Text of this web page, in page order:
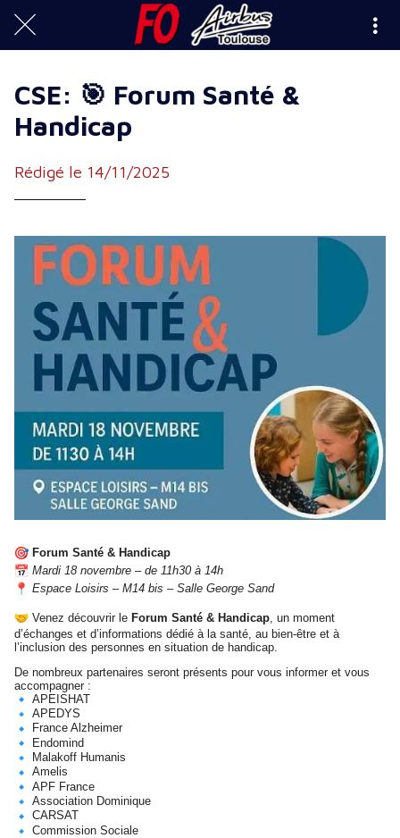
CSE: 🎯 Forum Santé &
Handicap
Rédigé le 14/11/2025
Forum Santé & Handicap
Mardi 18 novembre – de 11h30 à 14h
Espace Loisirs – M14 bis – Salle George Sand
Venez découvrir le Forum Santé & Handicap, un moment
d’échanges et d’informations dédié à la santé, au bien-être et à
l’inclusion des personnes en situation de handicap.
De nombreux partenaires seront présents pour vous informer et vous
accompagner :
APEISHAT
APEDYS
France Alzheimer
Endomind
Malakoff Humanis
Amelis
APF France
Association Dominique
CARSAT
Commission Sociale